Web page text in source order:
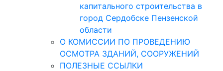
капитального строительства в
город Сердобске Пензенской
области
О КОМИССИИ ПО ПРОВЕДЕНИЮ
ОСМОТРА ЗДАНИЙ, СООРУЖЕНИЙ
ПОЛЕЗНЫЕ ССЫЛКИ